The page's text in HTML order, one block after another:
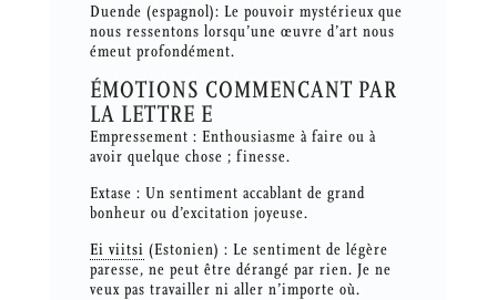
Duende (espagnol): Le pouvoir mystérieux que
nous ressentons lorsqu’une œuvre d’art nous
émeut profondément.
ÉMOTIONS COMMENCANT PAR
LA LETTRE E
Empressement : Enthousiasme à faire ou à
avoir quelque chose ; finesse.
Extase : Un sentiment accablant de grand
bonheur ou d’excitation joyeuse.
Ei viitsi (Estonien) : Le sentiment de légère
paresse, ne peut être dérangé par rien. Je ne
veux pas travailler ni aller n’importe où.